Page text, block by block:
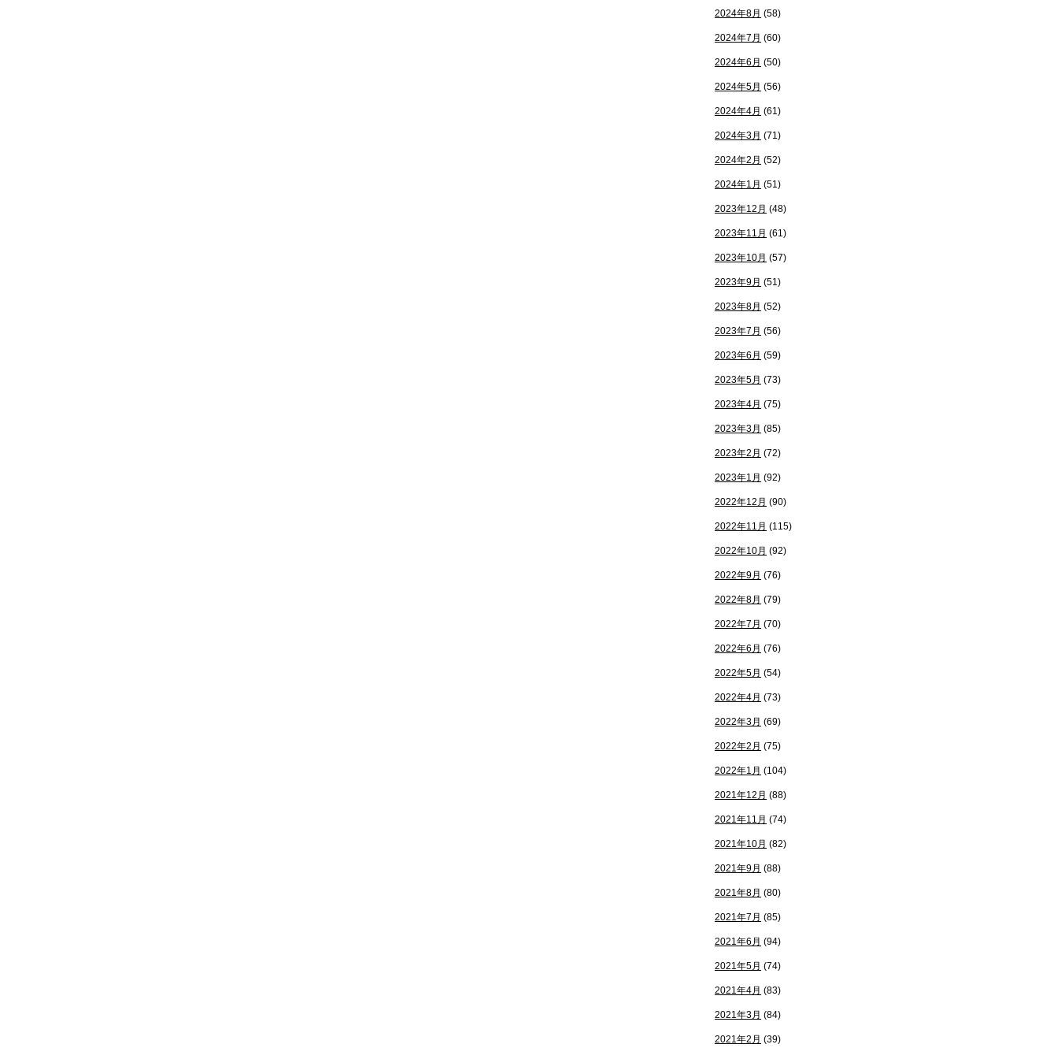
2024年8月 (58)
2024年7月 (60)
2024年6月 (50)
2024年5月 (56)
2024年4月 (61)
2024年3月 (71)
2024年2月 (52)
2024年1月 (51)
2023年12月 (48)
2023年11月 (61)
2023年10月 (57)
2023年9月 (51)
2023年8月 (52)
2023年7月 (56)
2023年6月 (59)
2023年5月 (73)
2023年4月 (75)
2023年3月 (85)
2023年2月 (72)
2023年1月 (92)
2022年12月 (90)
2022年11月 (115)
2022年10月 (92)
2022年9月 (76)
2022年8月 (79)
2022年7月 (70)
2022年6月 (76)
2022年5月 (54)
2022年4月 (73)
2022年3月 (69)
2022年2月 (75)
2022年1月 (104)
2021年12月 (88)
2021年11月 (74)
2021年10月 (82)
2021年9月 (88)
2021年8月 (80)
2021年7月 (85)
2021年6月 (94)
2021年5月 (74)
2021年4月 (83)
2021年3月 (84)
2021年2月 (39)